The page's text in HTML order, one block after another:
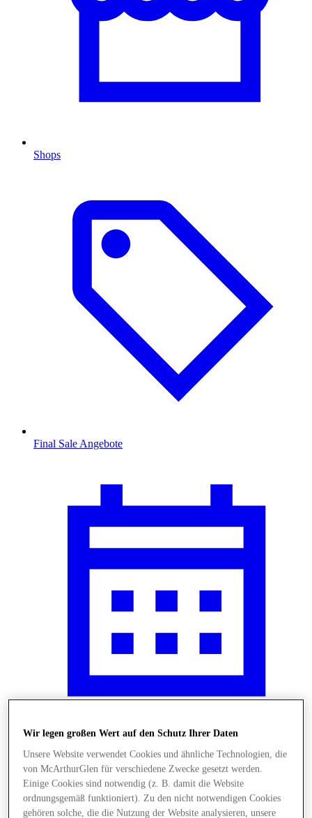
Shops
Final Sale Angebote
News
Wir legen großen Wert auf den Schutz Ihrer Daten
Unsere Website verwendet Cookies und ähnliche Technologien, die
von McArthurGlen für verschiedene Zwecke gesetzt werden.
Einige Cookies sind notwendig (z. B. damit die Website
ordnungsgemäß funktioniert). Zu den nicht notwendigen Cookies
gehören solche, die die Nutzung der Website analysieren, unsere